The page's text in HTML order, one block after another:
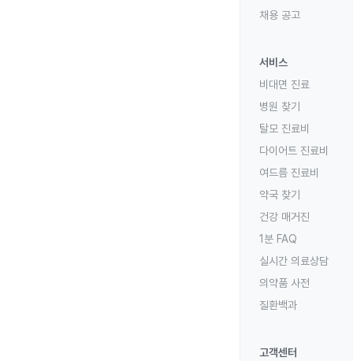
채용 공고
서비스
비대면 진료
병원 찾기
탈모 진료비
다이어트 진료비
여드름 진료비
약국 찾기
건강 매거진
1분 FAQ
실시간 의료상담
의약품 사전
질환백과
고객센터